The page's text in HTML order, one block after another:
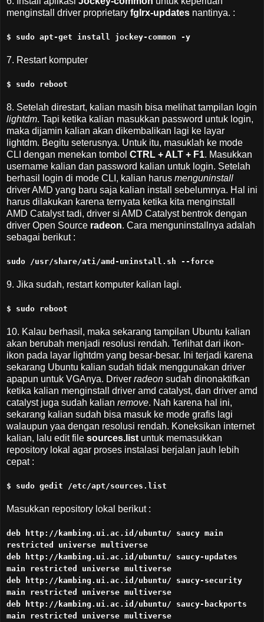
menginstall driver proprietary fglrx-updates nantinya. :
$ sudo apt-get install jockey-common -y
7. Restart komputer
$ sudo reboot
8. Setelah direstart, kalian masih bisa melihat tampilan login
lightdm. Tapi ketika kalian masukkan password untuk login,
maka dijamin kalian akan dikembalikan lagi ke layar
lightdm. Begitu seterusnya. Untuk itu, masuklah ke mode
CLI dengan menekan tombol CTRL + ALT + F1. Masukkan
username kalian dan password kalian untuk login. Setelah
berhasil login di mode CLI, kalian harus menguninstall
driver AMD yang baru saja kalian install sebelumnya. Hal ini
harus dilakukan karena ternyata ketika kita menginstall
AMD Catalyst tadi, driver si AMD Catalyst bentrok dengan
driver Open Source radeon. Cara menguninstallnya adalah
sebagai berikut :
sudo /usr/share/ati/amd-uninstall.sh --force
9. Jika sudah, restart komputer kalian lagi.
$ sudo reboot
10. Kalau berhasil, maka sekarang tampilan Ubuntu kalian
akan berubah menjadi resolusi rendah. Terlihat dari ikon-
ikon pada layar lightdm yang besar-besar. Ini terjadi karena
sekarang Ubuntu kalian sudah tidak menggunakan driver
apapun untuk VGAnya. Driver radeon sudah dinonaktifkan
ketika kalian menginstall driver amd catalyst, dan driver amd
catalyst juga sudah kalian remove. Nah karena hal ini,
sekarang kalian sudah bisa masuk ke mode grafis lagi
walaupun yaa dengan resolusi rendah. Koneksikan internet
kalian, lalu edit file sources.list untuk memasukkan
repository lokal agar proses instalasi berjalan jauh lebih
cepat :
$ sudo gedit /etc/apt/sources.list
Masukkan repository lokal berikut :
deb http://kambing.ui.ac.id/ubuntu/ saucy main
restricted universe multiverse
deb http://kambing.ui.ac.id/ubuntu/ saucy-updates
main restricted universe multiverse
deb http://kambing.ui.ac.id/ubuntu/ saucy-security
main restricted universe multiverse
deb http://kambing.ui.ac.id/ubuntu/ saucy-backports
main restricted universe multiverse